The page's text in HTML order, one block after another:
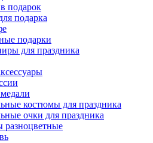
подарок
подарка
подарки
для праздника
костюмы для праздника
очки для праздника
разноцветные